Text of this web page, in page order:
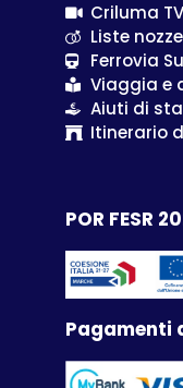
Criluma TV
Liste nozze
Ferrovia
Viaggia e
Aiuti di
Itinerario
POR FESR
Pagamenti